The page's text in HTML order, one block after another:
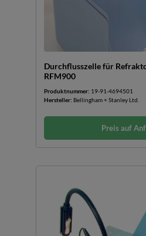
Durchflusszelle für
RFM900
Produktnummer: 19-91-4694501
Hersteller: Bellingham + Stanley Ltd.
Preis auf